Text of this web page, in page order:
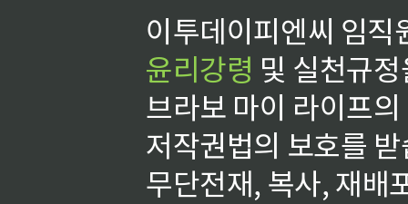
이투데이피엔씨 임
윤리강령 및 실천규
브라보 마이 라이프
저작권법의 보호를
무단전재, 복사, 재배